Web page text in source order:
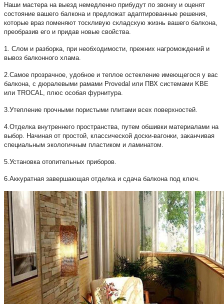
Наши мастера на выезд немедленно прибудут по звонку и оценят
состояние вашего балкона и предложат адаптированные решения,
которые враз поменяют тоскливую складскую жизнь вашего балкона,
преобразив его и придав новые свойства.
1. Слом и разборка, при необходимости, прежних нагромождений и
вывоз балконного хлама.
2.Самое прозрачное, удобное и теплое остекление имеющегося у вас
балкона, с дюралевыми рамами Provedal или ПВХ системами KBE
или TROCAL, плюс особая фурнитура.
3.Утепление прочными пористыми плитами всех поверхностей.
4.Отделка внутреннего пространства, путем обшивки материалами на
выбор. Начиная от простой, классической доски-вагонки, заканчивая
специальным экологичным пластиком и ламинатом.
5.Установка отопительных приборов.
6.Аккуратная завершающая отделка и сдача балкона под ключ.